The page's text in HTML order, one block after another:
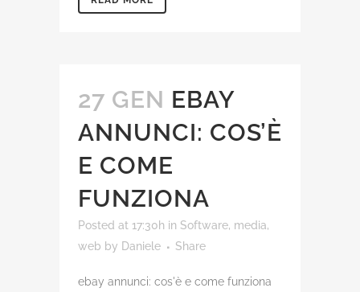
27 GEN EBAY
ANNUNCI: COS’È
E COME
FUNZIONA
Posted at 17:30h in Software, media,
web by Daniele Share
ebay annunci: cos'è e come funziona